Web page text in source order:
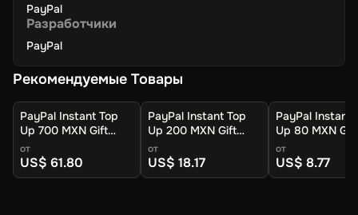
PayPal
Разработчики
PayPal
Рекомендуемые Товары
PayPal Instant Top
Up 700 MXN Gift
Card (Global) -
Digital Key
от
US$ 61.80
PayPal Instant Top
Up 200 MXN Gift
Card (Global) -
Digital Key
от
US$ 18.17
PayPal Instant
Up 80 MXN
(Global) -
от
US$ 8.77